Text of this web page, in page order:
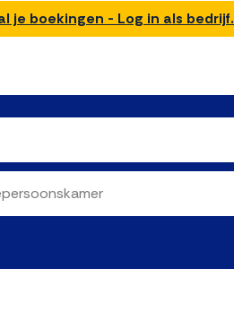
je boekingen - Log in als bedrijf.